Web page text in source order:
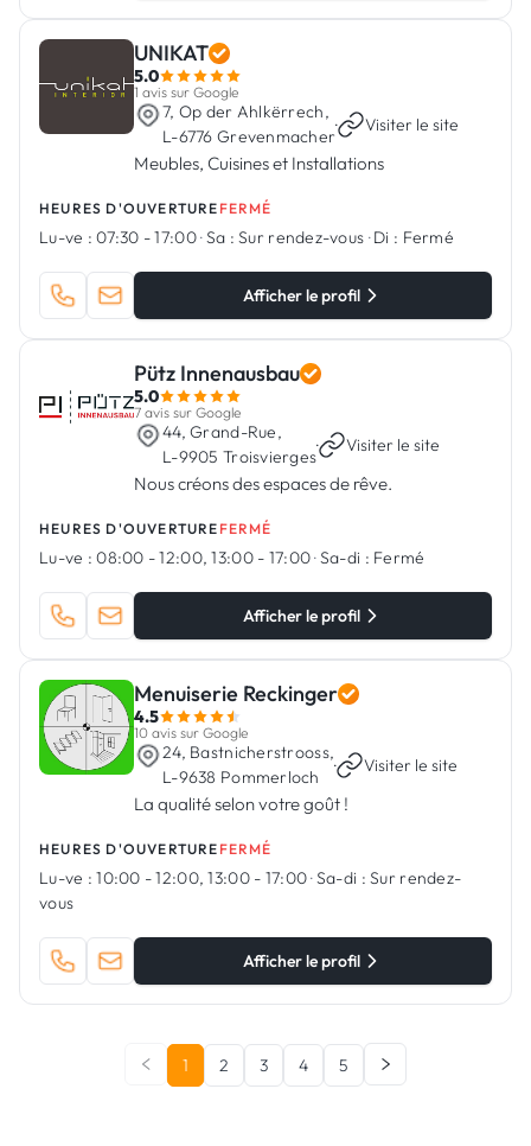
UNIKAT
5.0
1 avis sur Google
7, Op der Ahlkërrech,
L-6776 Grevenmacher
· Visiter le site
Meubles, Cuisines et Installations
HEURES D'OUVERTURE FERMÉ
Lu-ve : 07:30 - 17:00·Sa : Sur rendez-vous ·Di : Fermé
Afficher le profil
Pütz Innenausbau
5.0
7 avis sur Google
44, Grand-Rue,
L-9905 Troisvierges
· Visiter le site
Nous créons des espaces de rêve.
HEURES D'OUVERTURE FERMÉ
Lu-ve : 08:00 - 12:00, 13:00 - 17:00·Sa-di : Fermé
Afficher le profil
Menuiserie Reckinger
4.5
10 avis sur Google
24, Bastnicherstrooss,
L-9638 Pommerloch
· Visiter le site
La qualité selon votre goût !
HEURES D'OUVERTURE FERMÉ
Lu-ve : 10:00 - 12:00, 13:00 - 17:00·Sa-di : Sur rendez-
vous
Afficher le profil
1 2 3 4 5